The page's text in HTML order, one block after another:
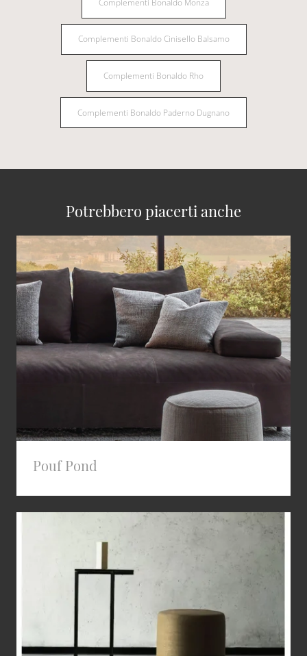
Complementi Bonaldo Cinisello Balsamo
Complementi Bonaldo Rho
Complementi Bonaldo Paderno Dugnano
Potrebbero piacerti anche
Pouf Pond